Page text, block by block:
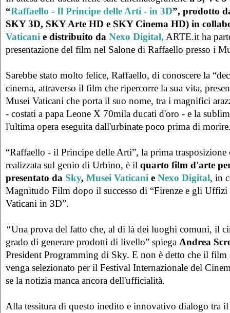
“Raffaello - Il Principe delle Arti - in 3D”, prodotto
SKY 3D, SKY Arte HD e SKY Cinema HD) in
Vaticani e distribuito da Nexo Digital, ARTE.it ha
presentazione del film nel Salone di Raffaello presso i
Sarebbe stato molto felice, Raffaello, di conoscere la
cinema, attraverso il film che ripercorre la sua vita,
Musei Vaticani che porta il suo nome, tra i magnifici
- costati a papa Leone X 70mila ducati d'oro - e la
l'ultima opera eseguita dall'urbinate poco prima di
“Raffaello - il Principe delle Arti”, la prima trasposizione
realizzata sul genio di Urbino, è il quarto film d'arte
presentato da Sky, Musei Vaticani e Nexo Digital, in
Magnitudo Film dopo il successo di “Firenze e gli Uffizi
Vaticani in 3D”.
“Una prova del fatto che, al di là dei luoghi comuni, il
grado di generare prodotti di livello” spiega Andrea
President Programming di Sky. E non è detto che il
venga selezionato per il Festival Internazionale del
se la notizia manca ancora dell'ufficialità.
Alla tessitura di questo inedito e innovativo dialogo tra